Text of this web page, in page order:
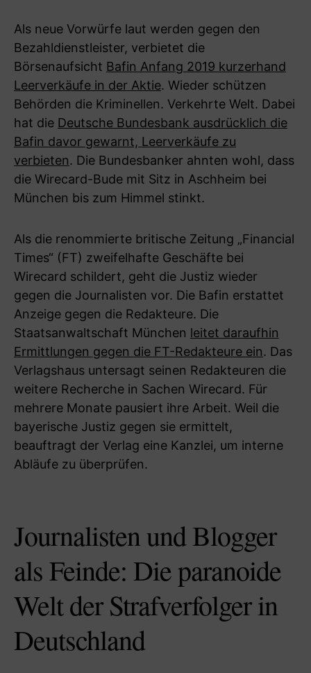
Als neue Vorwürfe laut werden gegen den
Bezahldienstleister, verbietet die
Börsenaufsicht Bafin Anfang 2019 kurzerhand
Leerverkäufe in der Aktie. Wieder schützen
Behörden die Kriminellen. Verkehrte Welt. Dabei
hat die Deutsche Bundesbank ausdrücklich die
Bafin davor gewarnt, Leerverkäufe zu
verbieten. Die Bundesbanker ahnten wohl, dass
die Wirecard-Bude mit Sitz in Aschheim bei
München bis zum Himmel stinkt.
Als die renommierte britische Zeitung „Financial
Times“ (FT) zweifelhafte Geschäfte bei
Wirecard schildert, geht die Justiz wieder
gegen die Journalisten vor. Die Bafin erstattet
Anzeige gegen die Redakteure. Die
Staatsanwaltschaft München leitet daraufhin
Ermittlungen gegen die FT-Redakteure ein. Das
Verlagshaus untersagt seinen Redakteuren die
weitere Recherche in Sachen Wirecard. Für
mehrere Monate pausiert ihre Arbeit. Weil die
bayerische Justiz gegen sie ermittelt,
beauftragt der Verlag eine Kanzlei, um interne
Abläufe zu überprüfen.
Journalisten und Blogger
als Feinde: Die paranoide
Welt der Strafverfolger in
Deutschland